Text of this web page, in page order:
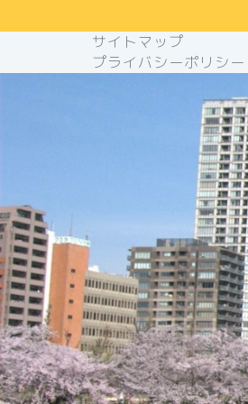
サイトマップ
プライバシーポリシー